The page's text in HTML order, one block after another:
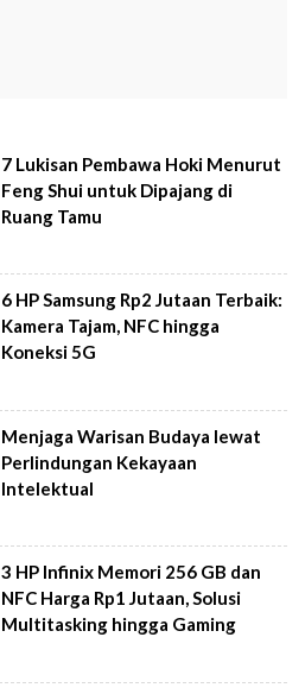
7 Lukisan Pembawa Hoki Menurut
Feng Shui untuk Dipajang di
Ruang Tamu
6 HP Samsung Rp2 Jutaan Terbaik:
Kamera Tajam, NFC hingga
Koneksi 5G
Menjaga Warisan Budaya lewat
Perlindungan Kekayaan
Intelektual
3 HP Infinix Memori 256 GB dan
NFC Harga Rp1 Jutaan, Solusi
Multitasking hingga Gaming